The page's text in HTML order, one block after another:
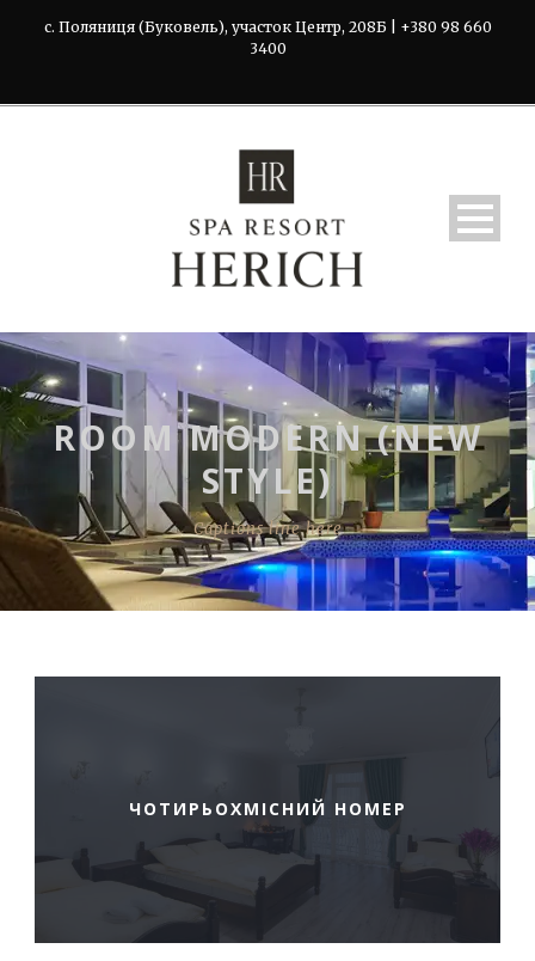
с. Поляниця (Буковель), участок Центр, 208Б | +380 98 660
3400
ROOM MODERN (NEW
STYLE)
Captions line here
ЧОТИРЬОХМІСНИЙ НОМЕР